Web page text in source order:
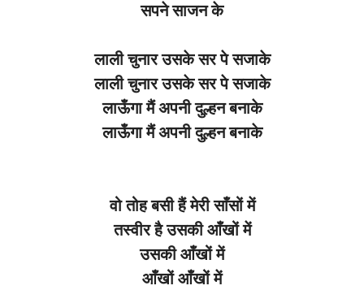
सपने साजन के
लाली चुनार उसके सर पे सजाके
लाली चुनार उसके सर पे सजाके
लाऊँगा मैं अपनी दुल्हन बनाके
लाऊँगा मैं अपनी दुल्हन बनाके
वो तोह बसी हैं मेरी साँसों में
तस्वीर है उसकी आँखों में
उसकी आँखों में
आँखों आँखों में